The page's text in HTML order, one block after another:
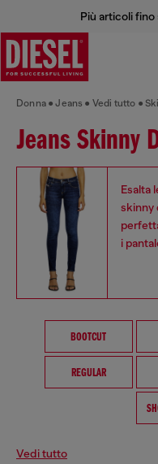
Più articoli
Donna Jeans Vedi tutto
Jeans Skinny
Esalta
skinny
i
BOOTCUT
REGULAR
Vedi tutto